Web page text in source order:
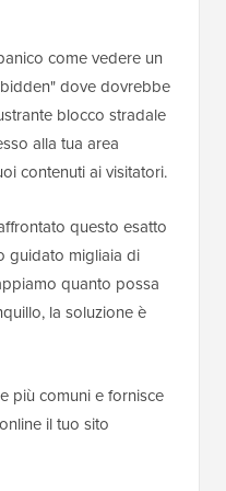
come vedere un
dove dovrebbe
blocco stradale
alla tua area
contenuti ai visitatori.
questo esatto
guidato migliaia di
quanto possa
la soluzione è
più comuni e fornisce
il tuo sito